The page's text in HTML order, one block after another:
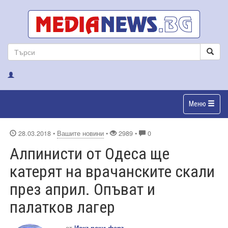
Меню
28.03.2018 • Вашите новини • 2989 • 0
Алпинисти от Одеса ще
катерят на врачанските скали
през април. Опъват и
палатков лагер